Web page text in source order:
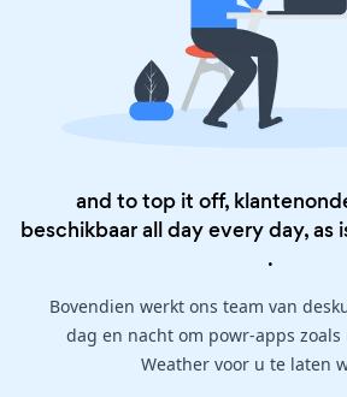
and to top it off,
beschikbaar all day every day, as
.
Bovendien werkt ons team van
dag en nacht om powr-apps
Weather voor u te laten